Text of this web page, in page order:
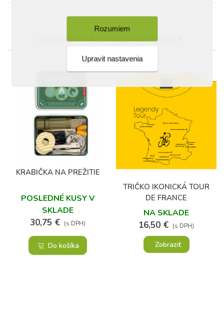
Rozumiem
Upravit nastavenia
PRODUKTY V ROVNAKEJ KATEGÓRII: 5
KRABIČKA NA PREŽITIE
POSLEDNÉ KUSY V
SKLADE
30,75 € (s DPH)
Do košíka
TRIČKO IKONICKÁ TOUR
DE FRANCE
NA SKLADE
16,50 € (s DPH)
Zobraziť